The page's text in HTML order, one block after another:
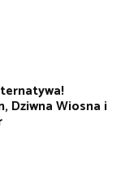
Dziwna Wiosna i